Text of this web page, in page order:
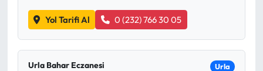
Yol Tarifi Al 0 (232) 766 30 05
Urla Bahar Eczanesi Urla